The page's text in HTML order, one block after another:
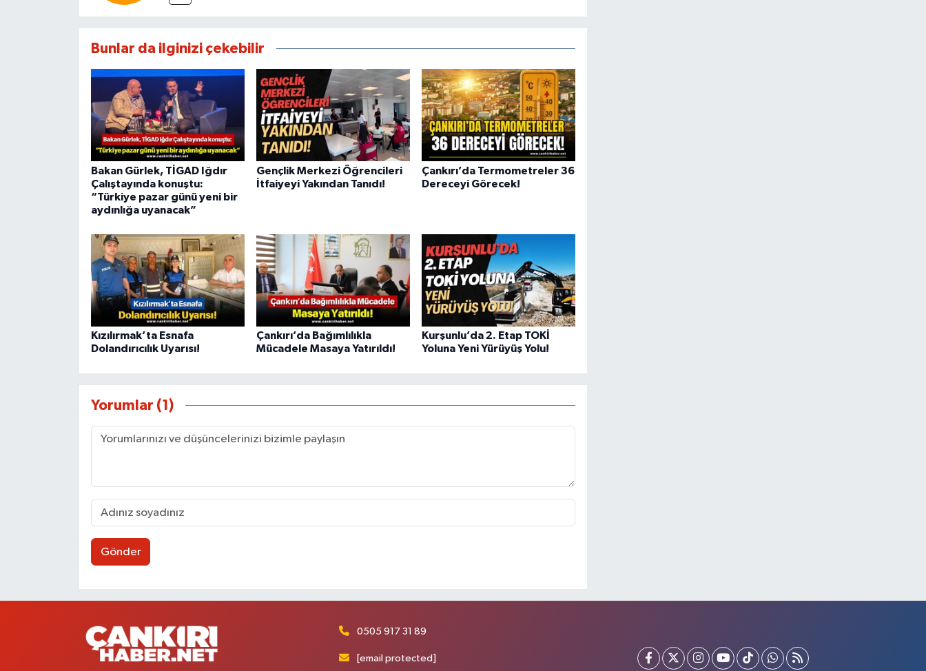
Bunlar da ilginizi çekebilir
Bakan Gürlek, TİGAD Iğdır
Çalıştayında konuştu:
“Türkiye pazar günü yeni bir
aydınlığa uyanacak”
Gençlik Merkezi Öğrencileri
İtfaiyeyi Yakından Tanıdı!
Çankırı’da Termometreler 36
Dereceyi Görecek!
Kızılırmak’ta Esnafa
Dolandırıcılık Uyarısı!
Çankırı’da Bağımlılıkla
Mücadele Masaya Yatırıldı!
Kurşunlu’da 2. Etap TOKİ
Yoluna Yeni Yürüyüş Yolu!
Yorumlar (1)
Gönder
0505 917 31 89
[email protected]